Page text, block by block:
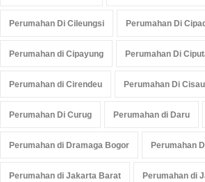
Perumahan Di Cileungsi Perumahan Di
Perumahan di Cipayung Perumahan Di
Perumahan di Cirendeu Perumahan Di
Perumahan Di Curug Perumahan di Daru
Perumahan di Dramaga Bogor Perumahan
Perumahan di Jakarta Barat Perumahan di